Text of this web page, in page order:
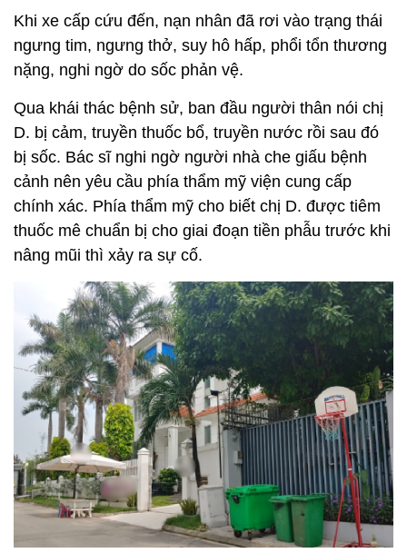
Khi xe cấp cứu đến, nạn nhân đã rơi vào trạng thái
ngưng tim, ngưng thở, suy hô hấp, phổi tổn thương
nặng, nghi ngờ do sốc phản vệ.
Qua khái thác bệnh sử, ban đầu người thân nói chị
D. bị cảm, truyền thuốc bổ, truyền nước rồi sau đó
bị sốc. Bác sĩ nghi ngờ người nhà che giấu bệnh
cảnh nên yêu cầu phía thẩm mỹ viện cung cấp
chính xác. Phía thẩm mỹ cho biết chị D. được tiêm
thuốc mê chuẩn bị cho giai đoạn tiền phẫu trước khi
nâng mũi thì xảy ra sự cố.